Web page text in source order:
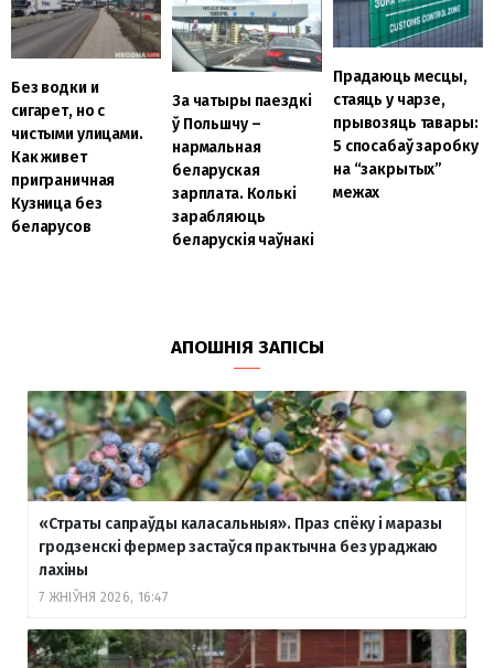
Без водки и
сигарет, но с
чистыми улицами.
Как живет
приграничная
Кузница без
беларусов
За чатыры паездкі
ў Польшчу –
нармальная
беларуская
зарплата. Колькі
зарабляюць
беларускія чаўнакі
Прадаюць месцы,
стаяць у чарзе,
прывозяць тавары:
5 спосабаў заробку
на “закрытых”
межах
АПОШНІЯ ЗАПІСЫ
«Страты сапраўды каласальныя». Праз спёку і маразы
гродзенскі фермер застаўся практычна без ураджаю
лахіны
7 ЖНІЎНЯ 2026, 16:47